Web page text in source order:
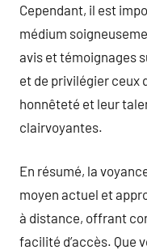
Cependant, il est
médium
avis et témoignages
et de privilégier ceux
honnêteté et leur
clairvoyantes.
En résumé, la
moyen actuel et
à distance, offrant
facilité d’accès. Que